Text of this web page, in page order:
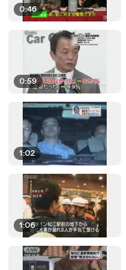
0:46
0:59
1:02
1:06